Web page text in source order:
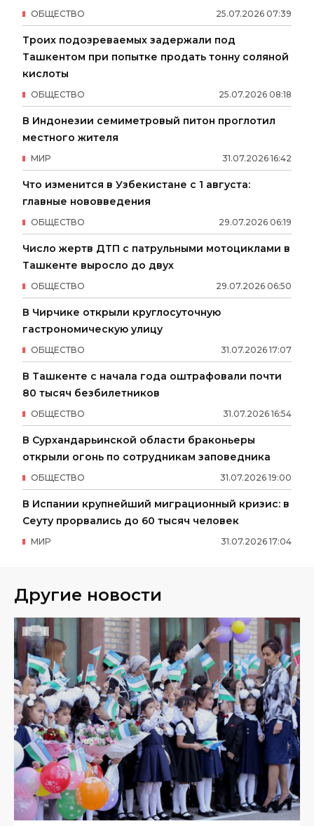
25.07.2026 07:39
ОБЩЕСТВО
Троих подозреваемых задержали под
Ташкентом при попытке продать тонну соляной
кислоты
25.07.2026 08:18
ОБЩЕСТВО
В Индонезии семиметровый питон проглотил
местного жителя
31.07.2026 16:42
МИР
Что изменится в Узбекистане с 1 августа:
главные нововведения
29.07.2026 06:19
ОБЩЕСТВО
Число жертв ДТП с патрульными мотоциклами в
Ташкенте выросло до двух
29.07.2026 06:50
ОБЩЕСТВО
В Чирчике открыли круглосуточную
гастрономическую улицу
31.07.2026 17:07
ОБЩЕСТВО
В Ташкенте с начала года оштрафовали почти
80 тысяч безбилетников
31.07.2026 16:54
ОБЩЕСТВО
В Сурхандарьинской области браконьеры
открыли огонь по сотрудникам заповедника
31.07.2026 19:00
ОБЩЕСТВО
В Испании крупнейший миграционный кризис: в
Сеуту прорвались до 60 тысяч человек
31.07.2026 17:04
МИР
Другие новости